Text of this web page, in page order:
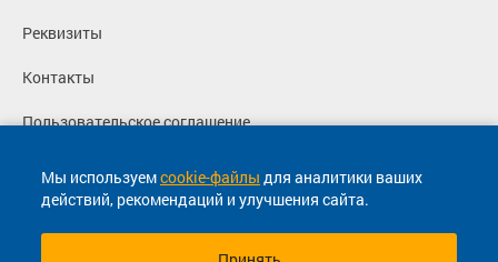
Мы используемcookie-файлы для аналитики ваших
действий, рекомендаций и улучшения сайта.
Реквизиты
Контакты
Пользовательское соглашение
Политика конфиденциальности
Согласие на маркетинговые сообщения